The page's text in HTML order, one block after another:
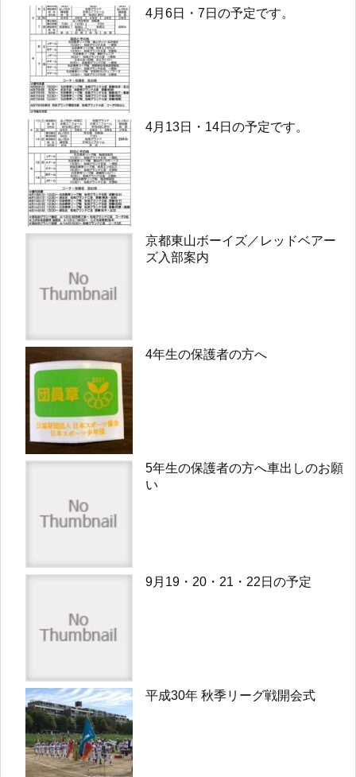
4月6日・7日の予定です。
4月13日・14日の予定です。
京都東山ボーイズ／レッドベアー
ズ入部案内
4年生の保護者の方へ
5年生の保護者の方へ車出しのお願
い
9月19・20・21・22日の予定
平成30年 秋季リーグ戦開会式